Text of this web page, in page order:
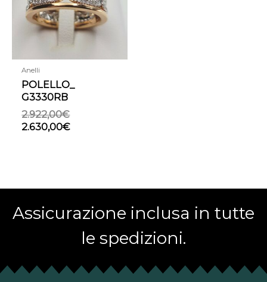
Anelli
POLELLO_
G3330RB
2.922,00€
2.630,00€
Assicurazione inclusa in tutte
le spedizioni.